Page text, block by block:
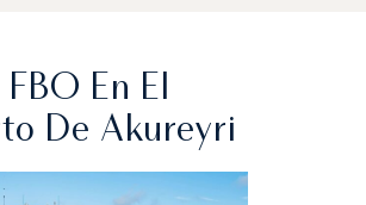
En El
De Akureyri